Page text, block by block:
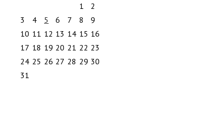
1
2
3
4 5 6 7 8
9
10 11 12 13 14 15 16
17 18 19 20 21 22 23
24 25 26 27 28 29 30
31